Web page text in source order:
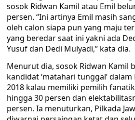
sosok Ridwan Kamil atau Emil
persen. “Ini artinya Emil masih
oleh calon siapa pun yang maju
yang beredar saat ini yakni ada
Yusuf dan Dedi Mulyadi,” kata dia.
Menurut dia, sosok Ridwan Kamil
kandidat ‘matahari tunggal’ dalam
2018 kalau memiliki pemilih
hingga 30 persen dan
persen. Ia menuturkan, Pilkada